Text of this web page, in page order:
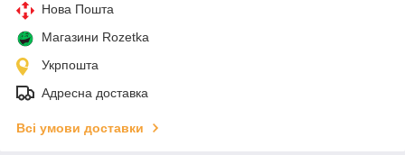
Нова Пошта
Магазини Rozetka
Укрпошта
Адресна доставка
Всі умови доставки